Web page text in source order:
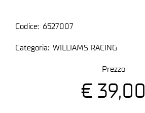
Codice: 6527007
Categoria: WILLIAMS RACING
Prezzo
€ 39,00